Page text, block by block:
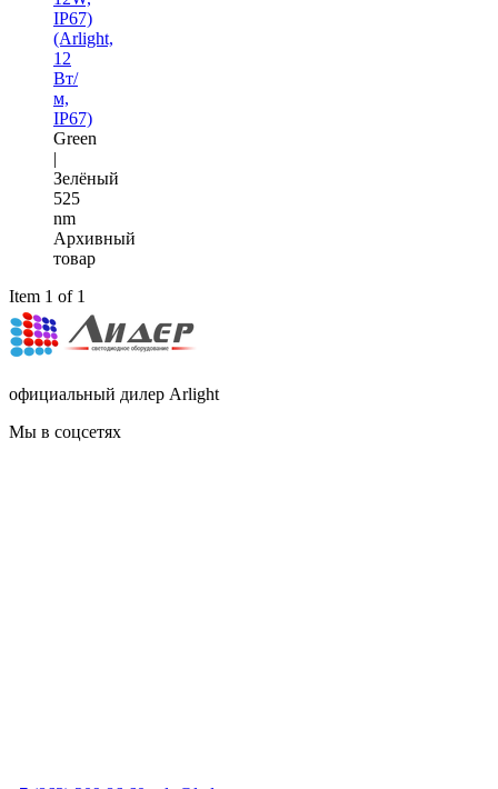
IP67)
(Arlight,
12
Вт/
м,
IP67)
Green
|
Зелёный
525
nm
Архивный
товар
Item 1 of 1
официальный дилер Arlight
Мы в соцсетях